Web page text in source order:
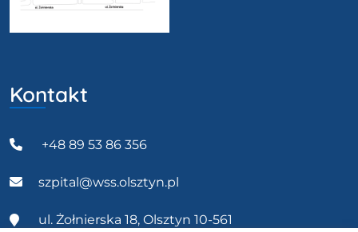
Kontakt
+48 89 53 86 356
szpital@wss.olsztyn.pl
ul. Żołnierska 18, Olsztyn 10-561